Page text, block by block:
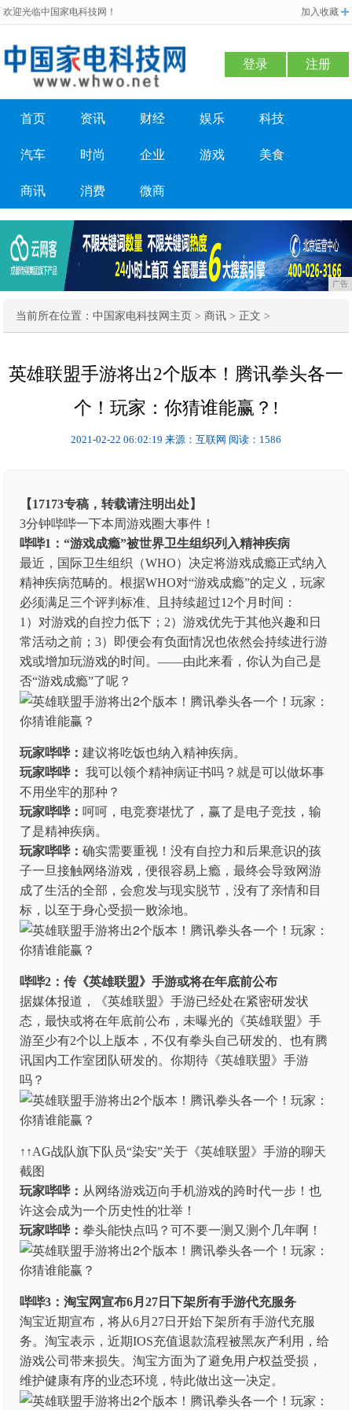
欢迎光临中国家电科技网！ 加入收藏
登录 注册
首页 资讯 财经 娱乐 科技
汽车 时尚 企业 游戏 美食
商讯 消费 微商
广告
当前所在位置：中国家电科技网主页 >商讯 > 正文 >
英雄联盟手游将出2个版本！腾讯拳头各一
个！玩家：你猜谁能赢？!
2021-02-22 06:02:19 来源：互联网 阅读：1586
【17173专稿，转载请注明出处】
3分钟哔哔一下本周游戏圈大事件！
哔哔1：“游戏成瘾”被世界卫生组织列入精神疾病
最近，国际卫生组织（WHO）决定将游戏成瘾正式纳入
精神疾病范畴的。根据WHO对“游戏成瘾”的定义，玩家
必须满足三个评判标准、且持续超过12个月时间：
1）对游戏的自控力低下；2）游戏优先于其他兴趣和日
常活动之前；3）即便会有负面情况也依然会持续进行游
戏或增加玩游戏的时间。——由此来看，你认为自己是
否“游戏成瘾”了呢？
玩家哔哔：建议将吃饭也纳入精神疾病。
玩家哔哔： 我可以领个精神病证书吗？就是可以做坏事
不用坐牢的那种？
玩家哔哔： 呵呵，电竞赛堪忧了，赢了是电子竞技，输
了是精神疾病。
玩家哔哔：确实需要重视！没有自控力和后果意识的孩
子一旦接触网络游戏，便很容易上瘾，最终会导致网游
成了生活的全部，会愈发与现实脱节，没有了亲情和目
标，以至于身心受损一败涂地。
哔哔2：传《英雄联盟》手游或将在年底前公布
据媒体报道，《英雄联盟》手游已经处在紧密研发状
态，最快或将在年底前公布，未曝光的《英雄联盟》手
游至少有2个以上版本，不仅有拳头自己研发的、也有腾
讯国内工作室团队研发的。你期待《英雄联盟》手游
吗？
↑↑AG战队旗下队员“染安”关于《英雄联盟》手游的聊天
截图
玩家哔哔： 从网络游戏迈向手机游戏的跨时代一步！也
许这会成为一个历史性的壮举！
玩家哔哔：拳头能快点吗？可不要一测又测个几年啊！
哔哔3：淘宝网宣布6月27日下架所有手游代充服务
淘宝近期宣布，将从6月27日开始下架所有手游代充服
务。淘宝表示，近期IOS充值退款流程被黑灰产利用，给
游戏公司带来损失。淘宝方面为了避免用户权益受损，
维护健康有序的业态环境，特此做出这一决定。